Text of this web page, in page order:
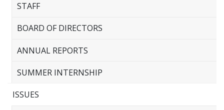
STAFF
BOARD OF DIRECTORS
ANNUAL REPORTS
SUMMER INTERNSHIP
ISSUES